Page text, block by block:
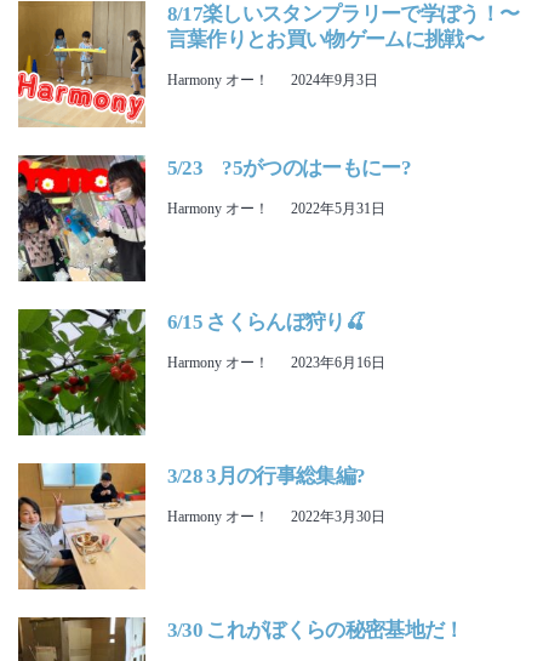
8/17楽しいスタンプラリーで学ぼう！〜
言葉作りとお買い物ゲームに挑戦〜
Harmony オー！ 2024年9月3日
5/23 ?5がつのはーもにー?
Harmony オー！ 2022年5月31日
6/15 さくらんぼ狩り🍒
Harmony オー！ 2023年6月16日
3/28 3月の行事総集編?
Harmony オー！ 2022年3月30日
3/30 これがぼくらの秘密基地だ！